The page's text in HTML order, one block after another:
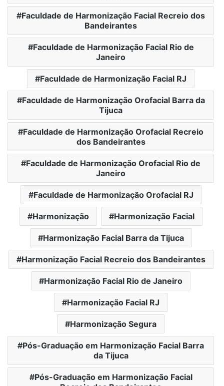
Faculdade de Harmonização Facial Recreio dos
Bandeirantes
Faculdade de Harmonização Facial Rio de
Janeiro
Faculdade de Harmonização Facial RJ
Faculdade de Harmonização Orofacial Barra da
Tijuca
Faculdade de Harmonização Orofacial Recreio
dos Bandeirantes
Faculdade de Harmonização Orofacial Rio de
Janeiro
Faculdade de Harmonização Orofacial RJ
Harmonização Harmonização Facial
Harmonização Facial Barra da Tijuca
Harmonização Facial Recreio dos Bandeirantes
Harmonização Facial Rio de Janeiro
Harmonização Facial RJ
Harmonização Segura
Pós-Graduação em Harmonização Facial Barra
da Tijuca
Pós-Graduação em Harmonização Facial